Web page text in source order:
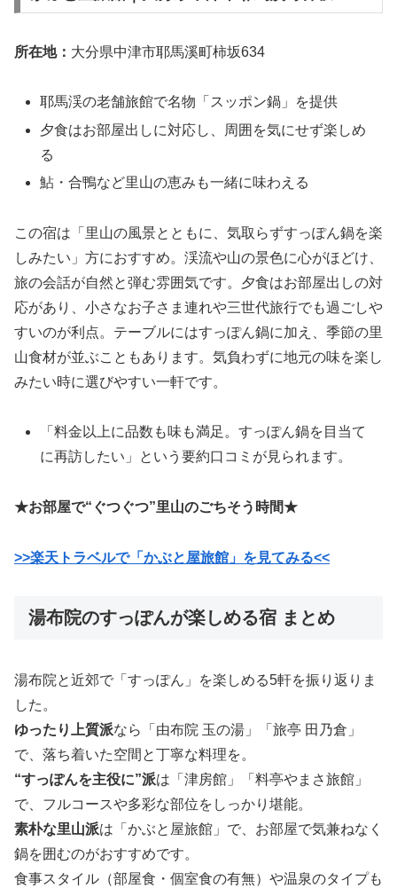
所在地： 大分県中津市耶馬溪町柿坂634
耶馬渓の老舗旅館で名物「スッポン鍋」を提供
夕食はお部屋出しに対応し、周囲を気にせず楽しめ
る
鮎・合鴨など里山の恵みも一緒に味わえる
この宿は「里山の風景とともに、気取らずすっぽん鍋を楽
しみたい」方におすすめ。渓流や山の景色に心がほどけ、
旅の会話が自然と弾む雰囲気です。夕食はお部屋出しの対
応があり、小さなお子さま連れや三世代旅行でも過ごしや
すいのが利点。テーブルにはすっぽん鍋に加え、季節の里
山食材が並ぶこともあります。気負わずに地元の味を楽し
みたい時に選びやすい一軒です。
「料金以上に品数も味も満足。すっぽん鍋を目当て
に再訪したい」という要約口コミが見られます。
★お部屋で“ぐつぐつ”里山のごちそう時間★
>>楽天トラベルで「かぶと屋旅館」を見てみる<<
湯布院のすっぽんが楽しめる宿 まとめ
湯布院と近郊で「すっぽん」を楽しめる5軒を振り返りま
した。
ゆったり上質派なら「由布院 玉の湯」「旅亭 田乃倉」
で、落ち着いた空間と丁寧な料理を。
“すっぽんを主役に”派は「津房館」「料亭やまさ旅館」
で、フルコースや多彩な部位をしっかり堪能。
素朴な里山派は「かぶと屋旅館」で、お部屋で気兼ねなく
鍋を囲むのがおすすめです。
食事スタイル（部屋食・個室食の有無）や温泉のタイプも